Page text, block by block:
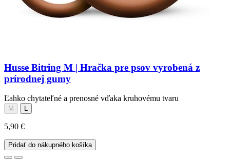
Husse Bitring M | Hračka pre psov vyrobená z
prírodnej gumy
Ľahko chytateľné a prenosné vďaka kruhovému tvaru
M L
5,90 €
Pridať do nákupného košíka